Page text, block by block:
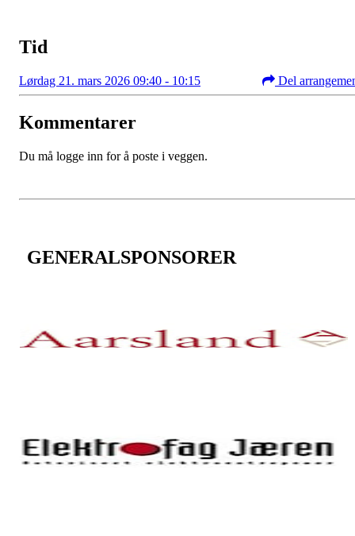
Tid
Lørdag 21. mars 2026 09:40 - 10:15 Del
Kommentarer
Du må logge inn for å poste i veggen.
GENERALSPONSORER